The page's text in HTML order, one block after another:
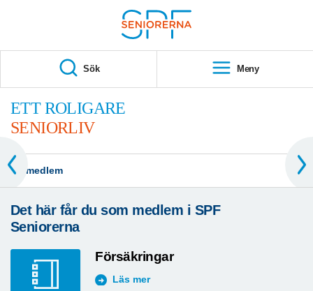
S
A
R
Sök Meny
ETT ROLIGARE
SENIORLIV
Bli medlem
Det här får du som medlem i SPF
Seniorerna
Försäkringar
Läs mer